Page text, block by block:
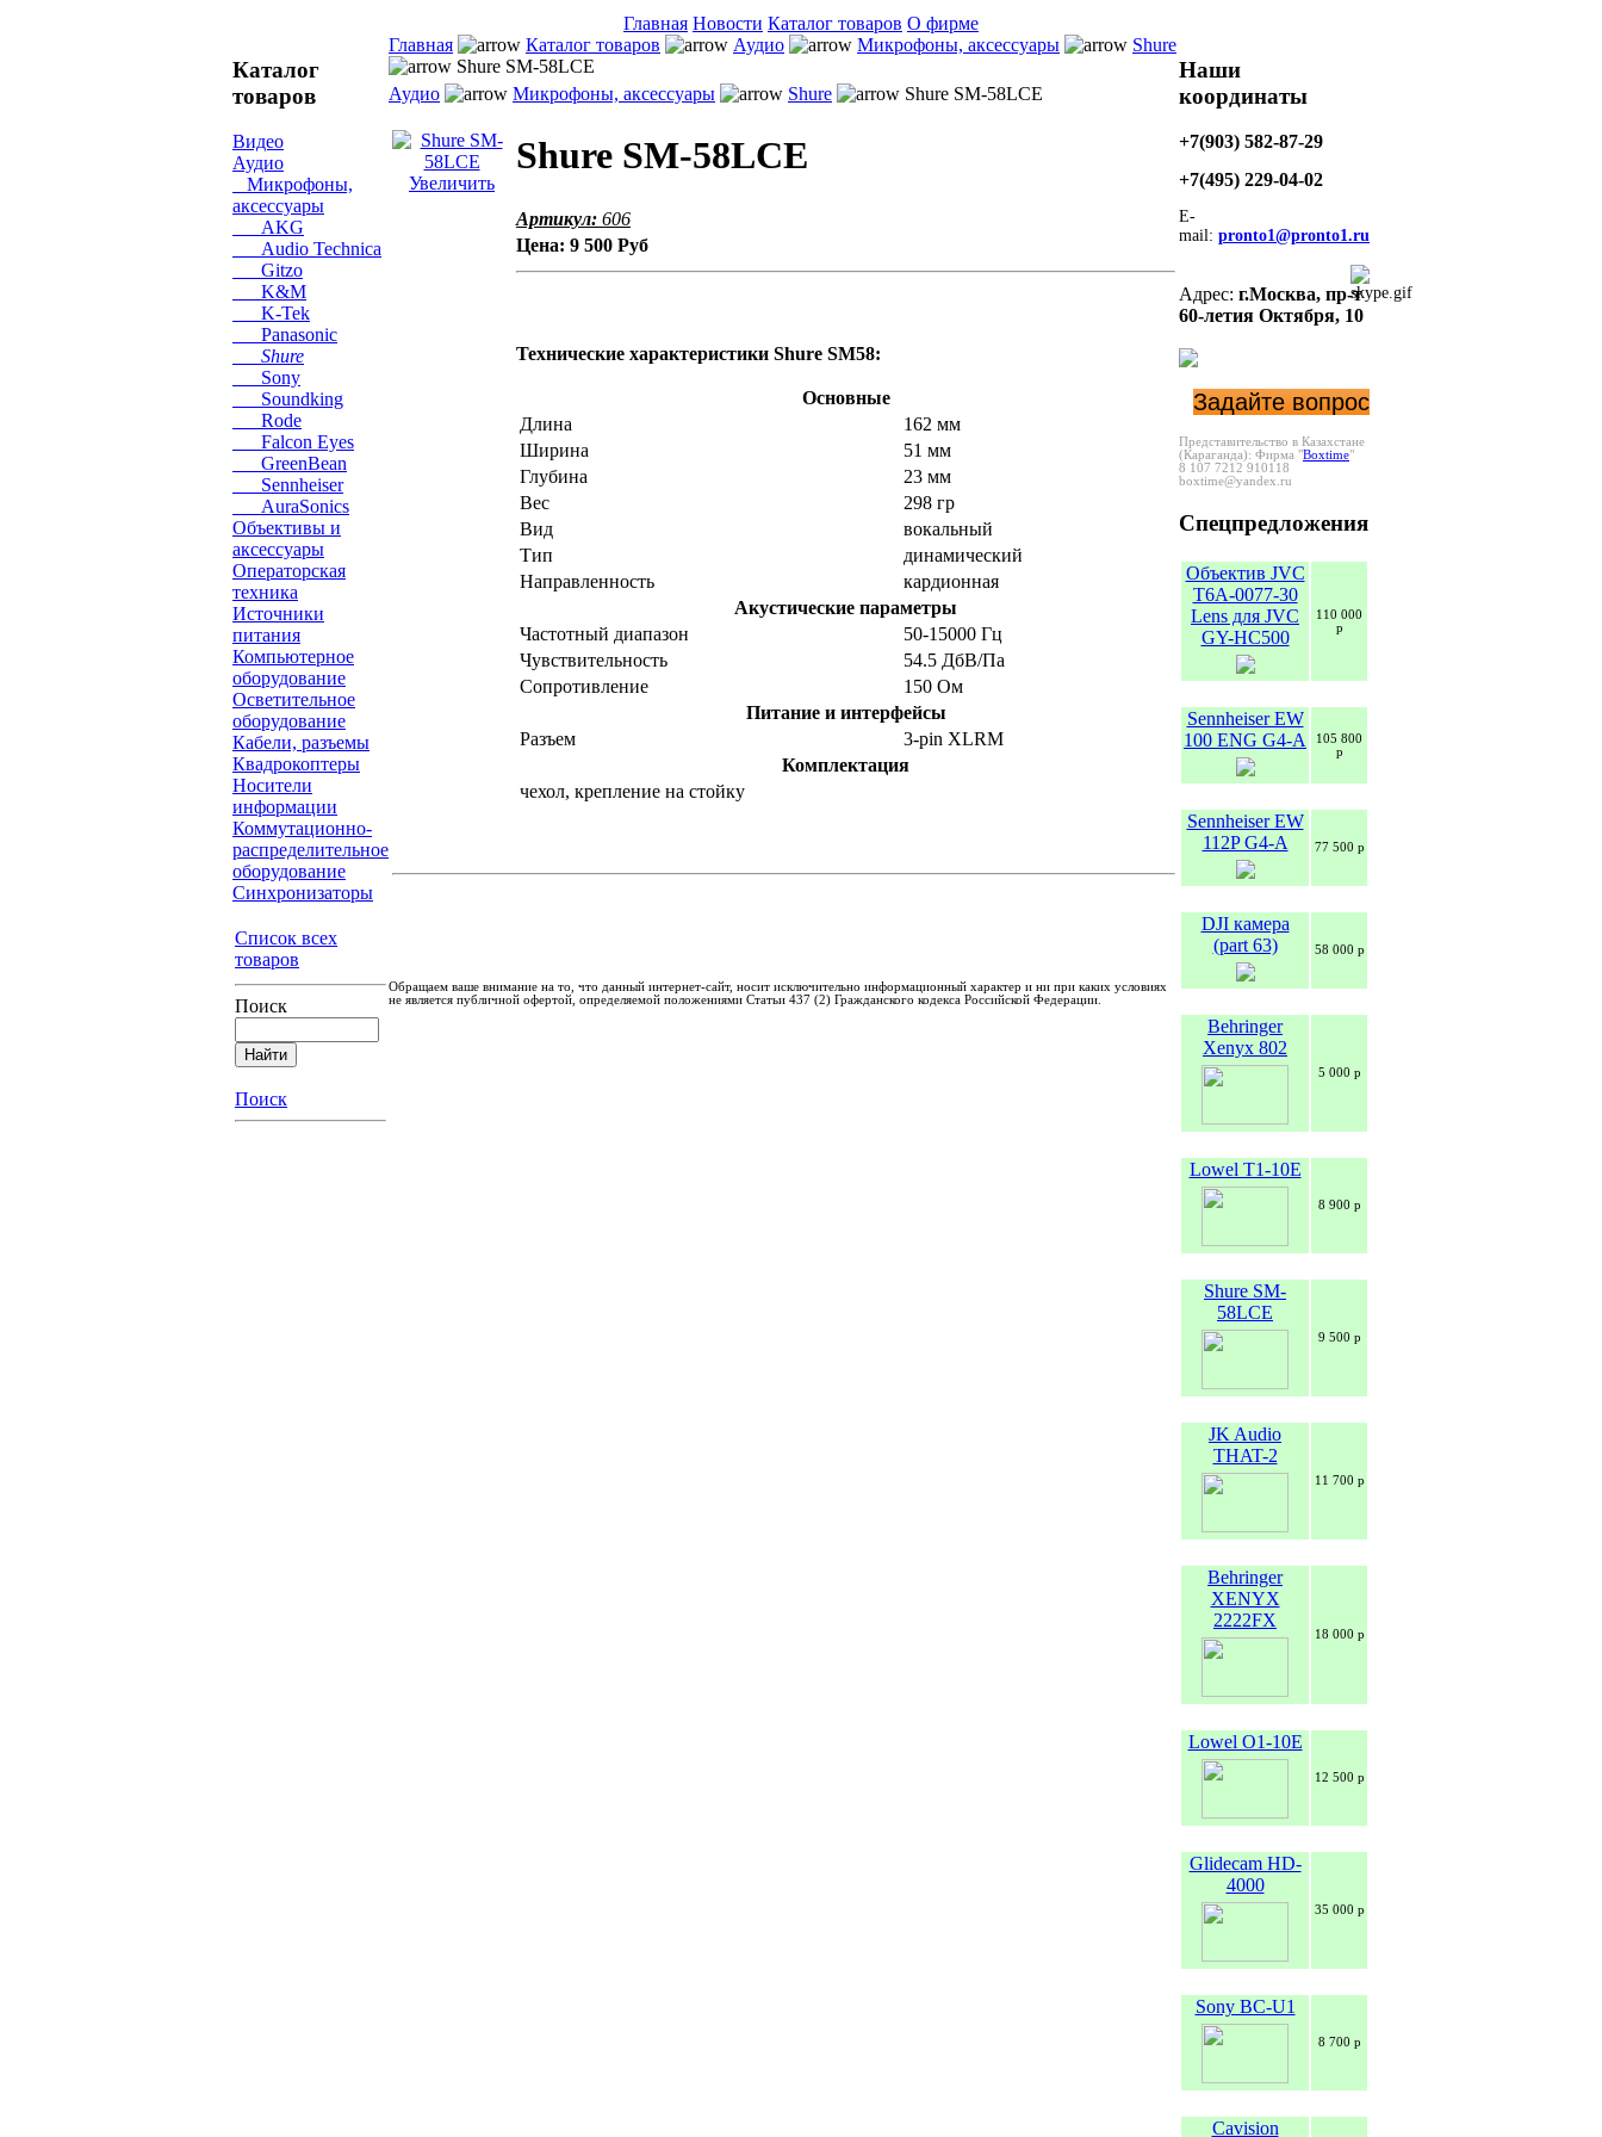
Главная Новости Каталог товаров О фирме
Каталог
товаров
Видео
Аудио
Микрофоны,
аксессуары
AKG
Audio Technica
Gitzo
K&M
K-Tek
Panasonic
Shure
Sony
Soundking
Rode
Falcon Eyes
GreenBean
Sennheiser
AuraSonics
Объективы и
аксессуары
Операторская
техника
Источники
питания
Компьютерное
оборудование
Осветительное
оборудование
Кабели, разъемы
Квадрокоптеры
Носители
информации
Коммутационно-
распределительное
оборудование
Синхронизаторы
Список всех
товаров
Поиск
Поиск
Главная Каталог товаров Аудио Микрофоны, аксессуары
Shure
Shure SM-58LCE
Аудио
Микрофоны, аксессуары Shure Shure SM-58LCE
Увеличить
Shure SM-58LCE
Артикул: 606
Цена: 9 500 Руб
Технические характеристики Shure SM58:
Основные
Длина
162 мм
Ширина
51 мм
Глубина
23 мм
Вес
298 гр
Вид
вокальный
Тип
динамический
Направленность
кардионная
Акустические параметры
Частотный диапазон
50-15000 Гц
Чувствительность
54.5 ДбВ/Па
Сопротивление
150 Ом
Питание и интерфейсы
Разъем
3-pin XLRM
Комплектация
чехол, крепление на стойку
Обращаем ваше внимание на то, что данный интернет-сайт, носит исключительно информационный характер и ни при каких условиях
не является публичной офертой, определяемой положениями Статьи 437 (2) Гражданского кодекса Российской Федерации.
Наши
координаты
+7(903) 582-87-29
+7(495) 229-04-02
E-
mail: pronto1@pronto1.ru
Адрес: г.Москва, пр-т
60-летия Октября, 10
Задайте вопрос
Представительство в Казахстане
(Караганда): Фирма "Boxtime"
8 107 7212 910118
boxtime@yandex.ru
Спецпредложения
Объектив JVC
T6A-0077-30
Lens для JVC
GY-HC500
110 000
р
Sennheiser EW
100 ENG G4-A
105 800
р
Sennheiser EW
112P G4-A
77 500 р
DJI камера
(part 63)
58 000 р
Behringer
Xenyx 802
5 000 р
Lowel T1-10E
8 900 р
Shure SM-
58LCE
9 500 р
JK Audio
THAT-2
11 700 р
Behringer
XENYX
2222FX
18 000 р
Lowel O1-10E
12 500 р
Glidecam HD-
4000
35 000 р
Sony BC-U1
8 700 р
Cavision